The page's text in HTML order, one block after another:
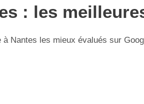
: les
Nantes les mieux évalués sur